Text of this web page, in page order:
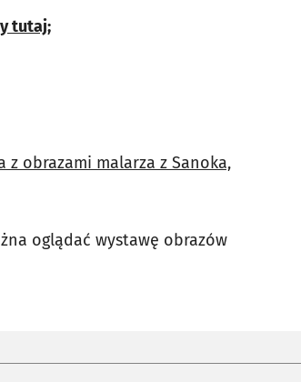
tutaj;
z obrazami malarza z Sanoka,
oglądać wystawę obrazów